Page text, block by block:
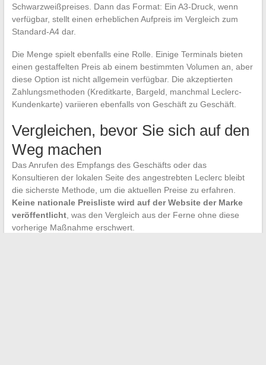
Schwarzweißpreises. Dann das Format: Ein A3-Druck, wenn
verfügbar, stellt einen erheblichen Aufpreis im Vergleich zum
Standard-A4 dar.
Die Menge spielt ebenfalls eine Rolle. Einige Terminals bieten
einen gestaffelten Preis ab einem bestimmten Volumen an, aber
diese Option ist nicht allgemein verfügbar. Die akzeptierten
Zahlungsmethoden (Kreditkarte, Bargeld, manchmal Leclerc-
Kundenkarte) variieren ebenfalls von Geschäft zu Geschäft.
Vergleichen, bevor Sie sich auf den
Weg machen
Das Anrufen des Empfangs des Geschäfts oder das
Konsultieren der lokalen Seite des angestrebten Leclerc bleibt
die sicherste Methode, um die aktuellen Preise zu erfahren.
Keine nationale Preisliste wird auf der Website der Marke
veröffentlicht, was den Vergleich aus der Ferne ohne diese
vorherige Maßnahme erschwert.